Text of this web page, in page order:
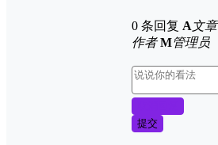
0 条回复 A文章
作者 M管理员
提交